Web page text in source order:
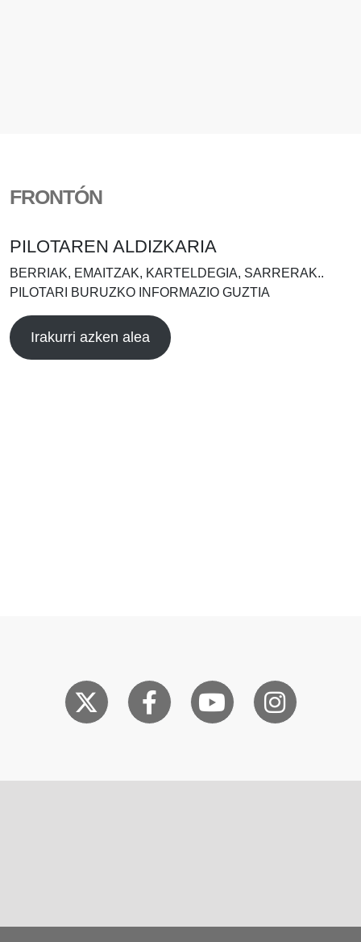
FRONTÓN
PILOTAREN ALDIZKARIA
BERRIAK, EMAITZAK, KARTELDEGIA, SARRERAK..
PILOTARI BURUZKO INFORMAZIO GUZTIA
Irakurri azken alea